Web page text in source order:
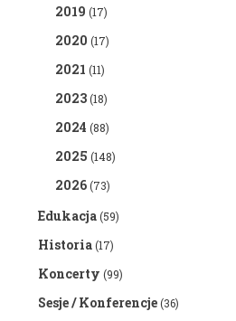
2019 (17)
2020 (17)
2021 (11)
2023(18)
2024 (88)
2025 (148)
2026(73)
Edukacja(59)
Historia(17)
Koncerty (99)
Sesje / Konferencje(36)